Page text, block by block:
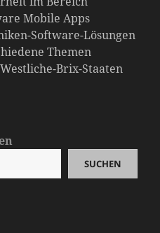
Mobile Apps
Software-Lösungen
Themen
Brix-Staaten
SUCHEN